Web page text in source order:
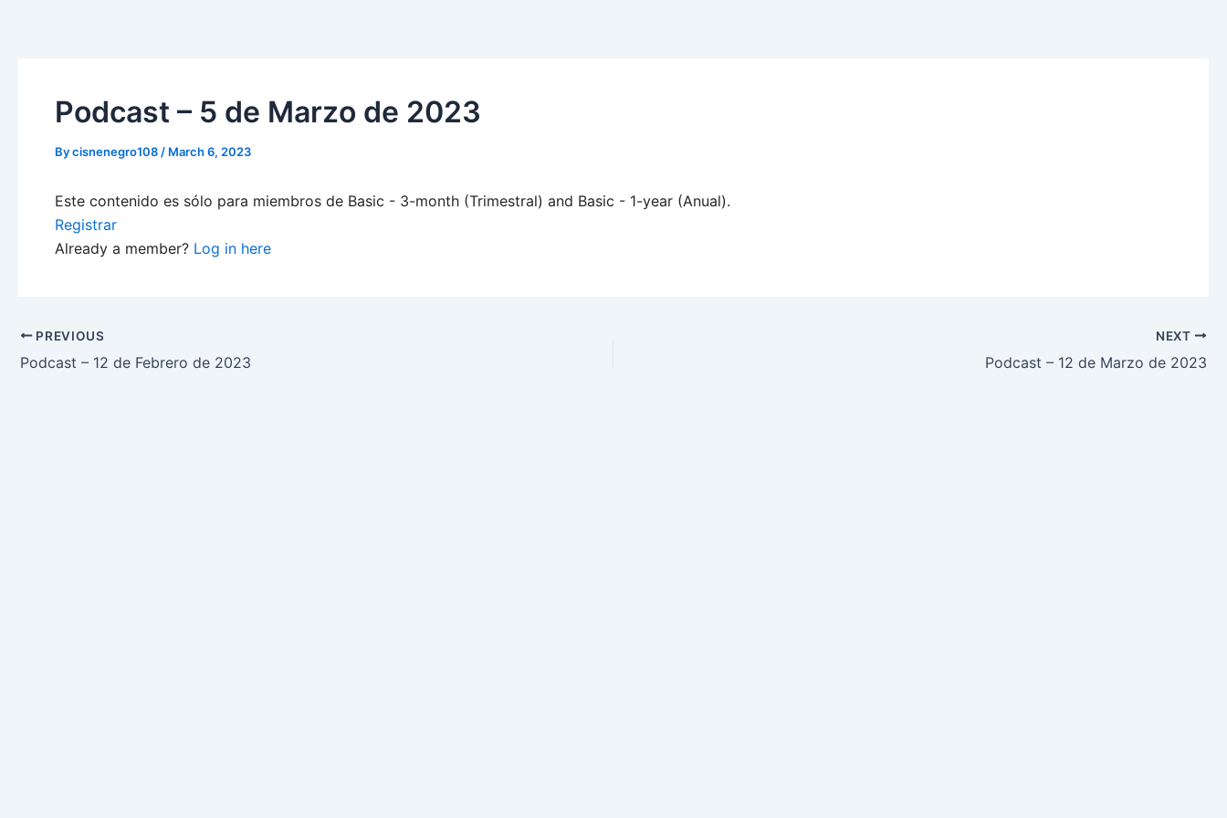
Podcast – 5 de Marzo de 2023
Bycisnenegro108 / March 6, 2023
Este contenido es sólo para miembros de Basic - 3-month (Trimestral) and Basic - 1-year (Anual).
Registrar
Already a member? Log in here
PREVIOUS
Podcast – 12 de Febrero de 2023
NEXT
Podcast – 12 de Marzo de 2023